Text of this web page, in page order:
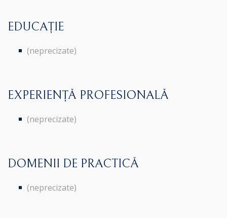
EDUCAȚIE
(neprecizate)
EXPERIENȚĂ PROFESIONALĂ
(neprecizate)
DOMENII DE PRACTICĂ
(neprecizate)